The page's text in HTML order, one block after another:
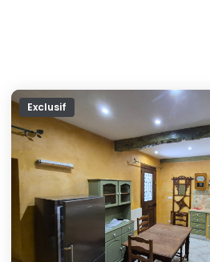
Exclusif